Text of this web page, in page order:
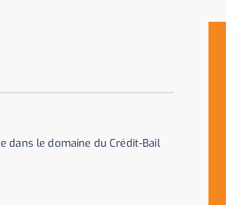
dans le domaine du Crédit-Bail